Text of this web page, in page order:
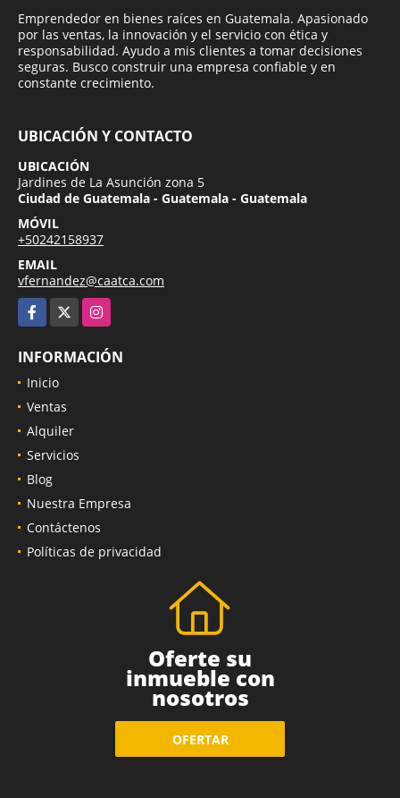
Emprendedor en bienes raíces en Guatemala. Apasionado
por las ventas, la innovación y el servicio con ética y
responsabilidad. Ayudo a mis clientes a tomar decisiones
seguras. Busco construir una empresa confiable y en
constante crecimiento.
UBICACIÓN Y CONTACTO
UBICACIÓN
Jardines de La Asunción zona 5
Ciudad de Guatemala - Guatemala - Guatemala
MÓVIL
+50242158937
EMAIL
vfernandez@caatca.com
Facebook
Instagram
INFORMACIÓN
Inicio
Ventas
Alquiler
Servicios
Blog
Nuestra Empresa
Contáctenos
Políticas de privacidad
Oferte su
inmueble con
nosotros
OFERTAR